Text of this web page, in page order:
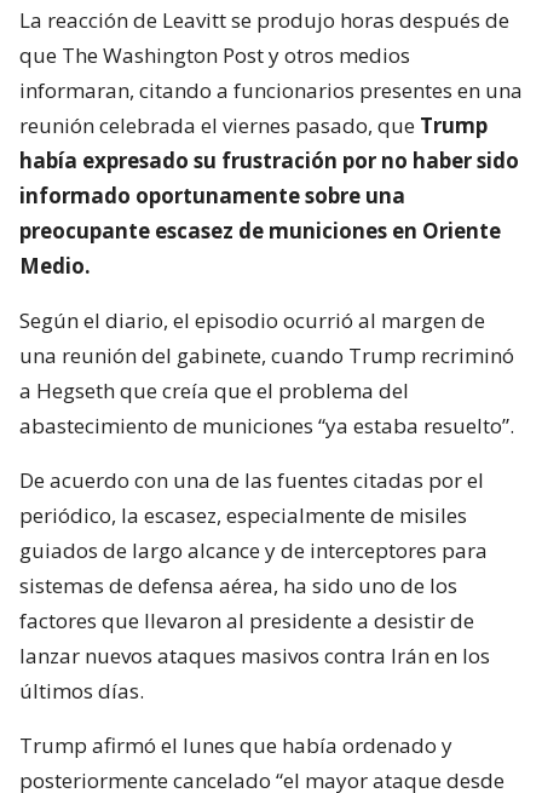
La reacción de Leavitt se produjo horas después de
que The Washington Post y otros medios
informaran, citando a funcionarios presentes en una
reunión celebrada el viernes pasado, que Trump
había expresado su frustración por no haber sido
informado oportunamente sobre una
preocupante escasez de municiones en Oriente
Medio.
Según el diario, el episodio ocurrió al margen de
una reunión del gabinete, cuando Trump recriminó
a Hegseth que creía que el problema del
abastecimiento de municiones “ya estaba resuelto”.
De acuerdo con una de las fuentes citadas por el
periódico, la escasez, especialmente de misiles
guiados de largo alcance y de interceptores para
sistemas de defensa aérea, ha sido uno de los
factores que llevaron al presidente a desistir de
lanzar nuevos ataques masivos contra Irán en los
últimos días.
Trump afirmó el lunes que había ordenado y
posteriormente cancelado “el mayor ataque desde